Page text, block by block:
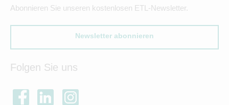
Abonnieren Sie unseren kostenlosen ETL-Newsletter.
Newsletter abonnieren
Folgen Sie uns